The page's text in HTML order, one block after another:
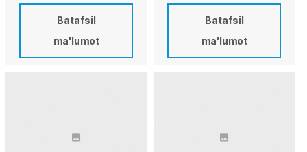
Batafsil
ma'lumot
Batafsil
ma'lumot